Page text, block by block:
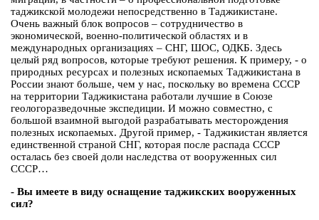
таджикской молодежи непосредственно в Таджикистане.
Очень важный блок вопросов – сотрудничество в
экономической, военно-политической областях и в
международных организациях – СНГ, ШОС, ОДКБ. Здесь
целый ряд вопросов, которые требуют решения. К примеру, - о
природных ресурсах и полезных ископаемых Таджикистана в
России знают больше, чем у нас, поскольку во времена СССР
на территории Таджикистана работали лучшие в Союзе
геологоразведочные экспедиции. И можно совместно, с
большой взаимной выгодой разрабатывать месторождения
полезных ископаемых. Другой пример, - Таджикистан является
единственной страной СНГ, которая после распада СССР
осталась без своей доли наследства от вооруженных сил
СССР…
- Вы имеете в виду оснащение таджикских вооруженных
сил?